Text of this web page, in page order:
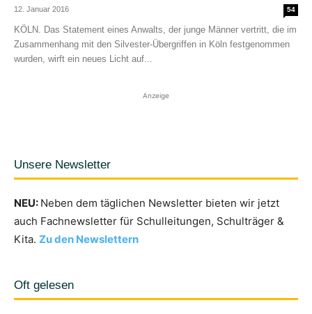
12. Januar 2016 54
KÖLN. Das Statement eines Anwalts, der junge Männer vertritt, die im
Zusammenhang mit den Silvester-Übergriffen in Köln festgenommen
wurden, wirft ein neues Licht auf...
Anzeige
Unsere Newsletter
NEU: Neben dem täglichen Newsletter bieten wir jetzt
auch Fachnewsletter für Schulleitungen, Schulträger &
Kita. Zu den Newslettern
Oft gelesen